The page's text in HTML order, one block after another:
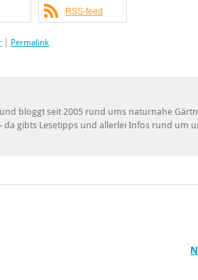
RSS-feed
Permalink
bloggt seit 2005 rund ums naturnahe
- da gibts Lesetipps und allerlei Infos rund um